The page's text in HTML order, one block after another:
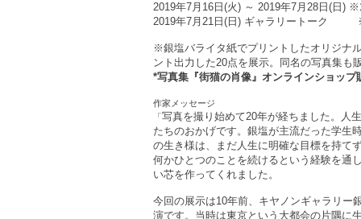
2019年7月16日(火) ～ 2019年7月28日(日) ※
2019年7月21日(日) ギャラリートーク
※銀塩バライタ紙でプリントしたオリジナ
ント出力した20点を展示。同名の写真集も
*写真集『街猫の肖像』オンラインショップ
作家メッセージ
「写真を撮り始めて20年が経ちました。人
たちのおかげです。銀塩が主流だった学生
の生き様は、まだ人生に明確な目標を持て
何かひとつのことを続けるという経験を通
い芯を作ってくれました。
今回の展示は10年前、キヤノンギャラリー
演です。当時は東京という大都会の片隅に